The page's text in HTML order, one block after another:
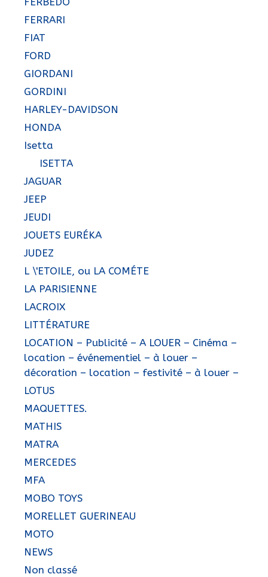
FERRARI
FIAT
FORD
GIORDANI
GORDINI
HARLEY-DAVIDSON
HONDA
Isetta
ISETTA
JAGUAR
JEEP
JEUDI
JOUETS EURÉKA
JUDEZ
L \'ETOILE, ou LA COMÉTE
LA PARISIENNE
LACROIX
LITTÉRATURE
LOCATION – Publicité – A LOUER – Cinéma –
location – événementiel – à louer –
décoration – location – festivité – à louer –
LOTUS
MAQUETTES.
MATHIS
MATRA
MERCEDES
MFA
MOBO TOYS
MORELLET GUERINEAU
MOTO
NEWS
Non classé